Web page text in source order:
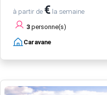
à partir de € la semaine
3 personne(s)
Caravane